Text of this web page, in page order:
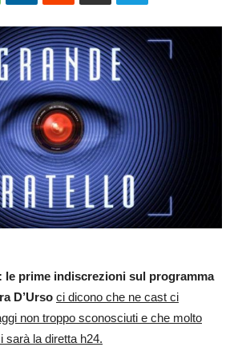
le prime indiscrezioni sul programma
D’Urso ci dicono che ne cast ci
non troppo sconosciuti e che molto
sarà la diretta h24.